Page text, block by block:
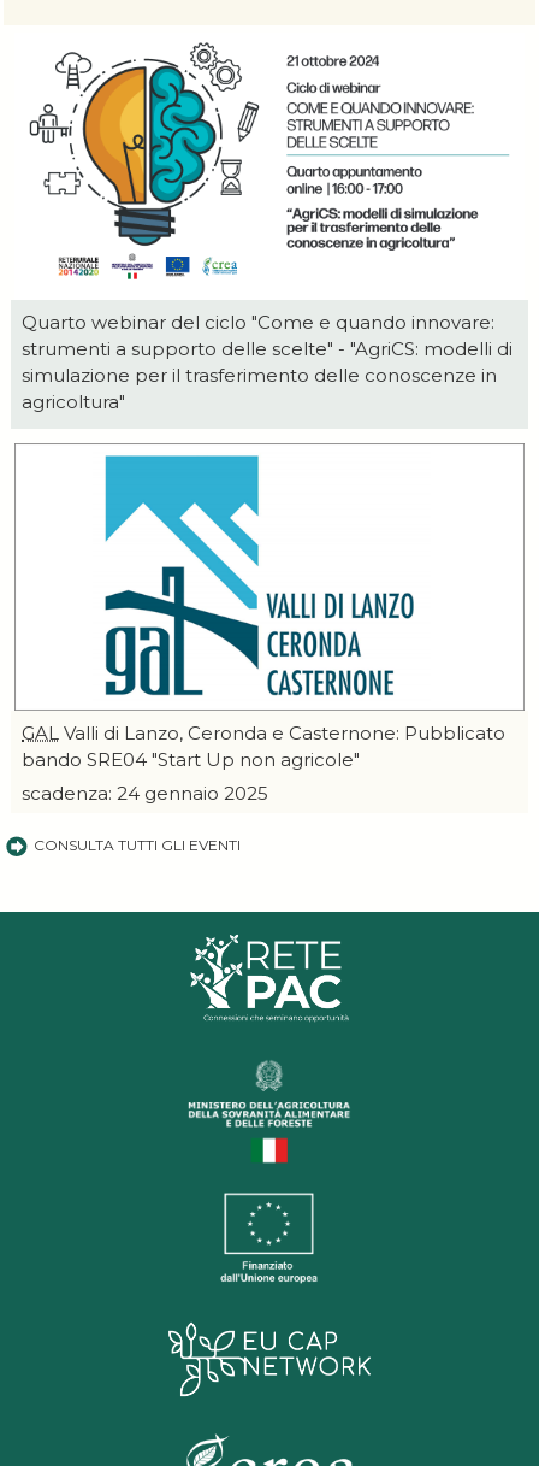
Quarto webinar del ciclo "Come e quando innovare:
strumenti a supporto delle scelte" - "AgriCS: modelli di
simulazione per il trasferimento delle conoscenze in
agricoltura"
GAL Valli di Lanzo, Ceronda e Casternone: Pubblicato
bando SRE04 "Start Up non agricole"
scadenza: 24 gennaio 2025
CONSULTA TUTTI GLI EVENTI